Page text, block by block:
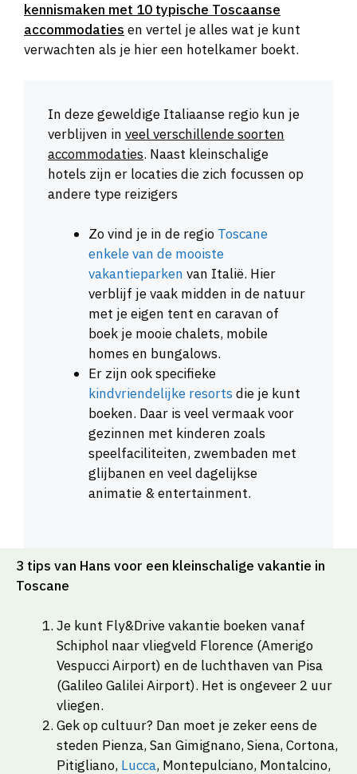
kennismaken met 10 typische Toscaanse
accommodaties en vertel je alles wat je kunt
verwachten als je hier een hotelkamer boekt.
In deze geweldige Italiaanse regio kun je
verblijven in veel verschillende soorten
accommodaties. Naast kleinschalige
hotels zijn er locaties die zich focussen op
andere type reizigers
Zo vind je in de regio Toscane
enkele van de mooiste
vakantieparken van Italië. Hier
verblijf je vaak midden in de natuur
met je eigen tent en caravan of
boek je mooie chalets, mobile
homes en bungalows.
Er zijn ook specifieke
kindvriendelijke resorts die je kunt
boeken. Daar is veel vermaak voor
gezinnen met kinderen zoals
speelfaciliteiten, zwembaden met
glijbanen en veel dagelijkse
animatie & entertainment.
3 tips van Hans voor een kleinschalige vakantie in
Toscane
Je kunt Fly&Drive vakantie boeken vanaf
Schiphol naar vliegveld Florence (Amerigo
Vespucci Airport) en de luchthaven van Pisa
(Galileo Galilei Airport). Het is ongeveer 2 uur
vliegen.
Gek op cultuur? Dan moet je zeker eens de
steden Pienza, San Gimignano, Siena, Cortona,
Pitigliano, Lucca, Montepulciano, Montalcino,